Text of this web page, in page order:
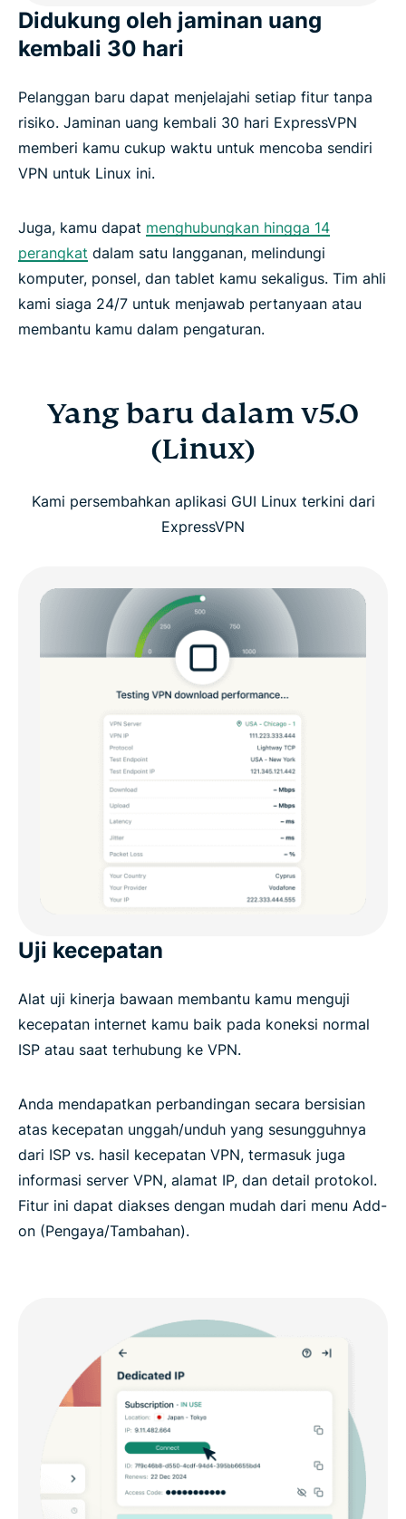
Didukung oleh jaminan uang
kembali 30 hari
Pelanggan baru dapat menjelajahi setiap fitur tanpa
risiko. Jaminan uang kembali 30 hari ExpressVPN
memberi kamu cukup waktu untuk mencoba sendiri
VPN untuk Linux ini.
Juga, kamu dapat menghubungkan hingga 14
perangkat dalam satu langganan, melindungi
komputer, ponsel, dan tablet kamu sekaligus. Tim ahli
kami siaga 24/7 untuk menjawab pertanyaan atau
membantu kamu dalam pengaturan.
Yang baru dalam v5.0
(Linux)
Kami persembahkan aplikasi GUI Linux terkini dari
ExpressVPN
Uji kecepatan
Alat uji kinerja bawaan membantu kamu menguji
kecepatan internet kamu baik pada koneksi normal
ISP atau saat terhubung ke VPN.
Anda mendapatkan perbandingan secara bersisian
atas kecepatan unggah/unduh yang sesungguhnya
dari ISP vs. hasil kecepatan VPN, termasuk juga
informasi server VPN, alamat IP, dan detail protokol.
Fitur ini dapat diakses dengan mudah dari menu Add-
on (Pengaya/Tambahan).